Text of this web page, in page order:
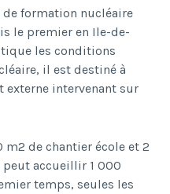
de formation nucléaire
le premier en Ile-de-
les conditions
il est destiné à
externe intervenant sur
m2 de chantier école et 2
accueillir 1 000
temps, seules les